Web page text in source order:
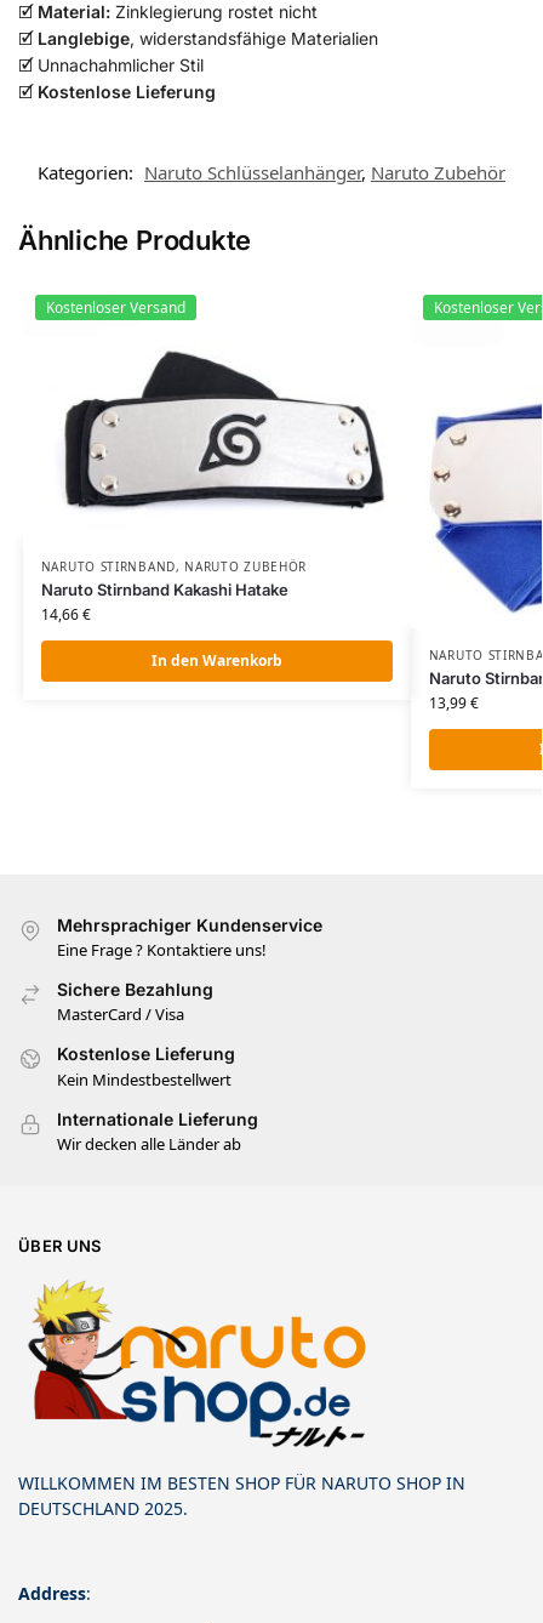
🗹 Material: Zinklegierung rostet nicht
🗹 Langlebige, widerstandsfähige Materialien
🗹 Unnachahmlicher Stil
🗹 Kostenlose Lieferung
Kategorien: Naruto Schlüsselanhänger, Naruto Zubehör​
Ähnliche Produkte
Kostenloser Versand
NARUTO STIRNBAND, NARUTO ZUBEHÖR​
Naruto Stirnband Kakashi Hatake
14,66€
In den Warenkorb
Kostenloser
NARUTO
Naruto
13,99€
Mehrsprachiger Kundenservice
Eine Frage ? Kontaktiere uns!
Sichere Bezahlung
MasterCard / Visa
Kostenlose Lieferung
Kein Mindestbestellwert
Internationale Lieferung
Wir decken alle Länder ab
ÜBER UNS
WILLKOMMEN IM BESTEN SHOP FÜR NARUTO SHOP IN
DEUTSCHLAND 2025.
Address: